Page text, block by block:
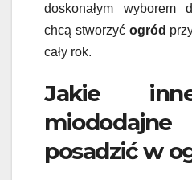
doskonałym wyborem
chcą stworzyć ogród
cały rok.
Jakie
posadzić w